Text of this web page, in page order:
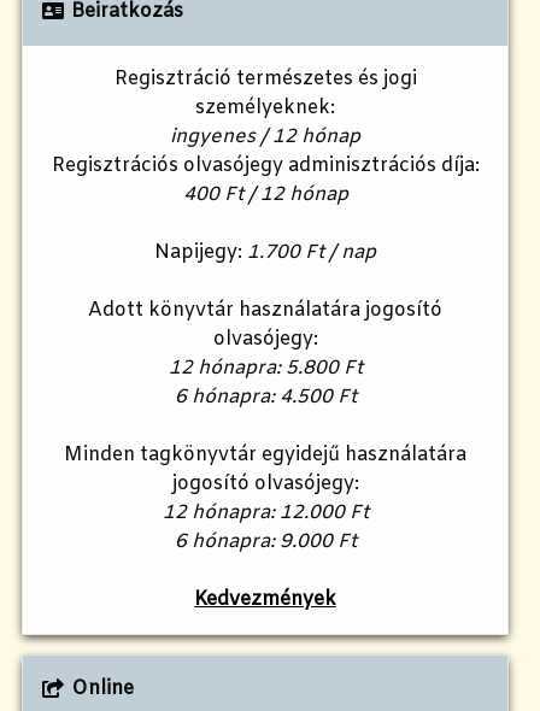
Beiratkozás
Regisztráció természetes és jogi
személyeknek:
ingyenes / 12 hónap
Regisztrációs olvasójegy adminisztrációs díja:
400 Ft / 12 hónap
Napijegy: 1.700 Ft / nap
Adott könyvtár használatára jogosító
olvasójegy:
12 hónapra: 5.800 Ft
6 hónapra: 4.500 Ft
Minden tagkönyvtár egyidejű használatára
jogosító olvasójegy:
12 hónapra: 12.000 Ft
6 hónapra: 9.000 Ft
Kedvezmények
Online